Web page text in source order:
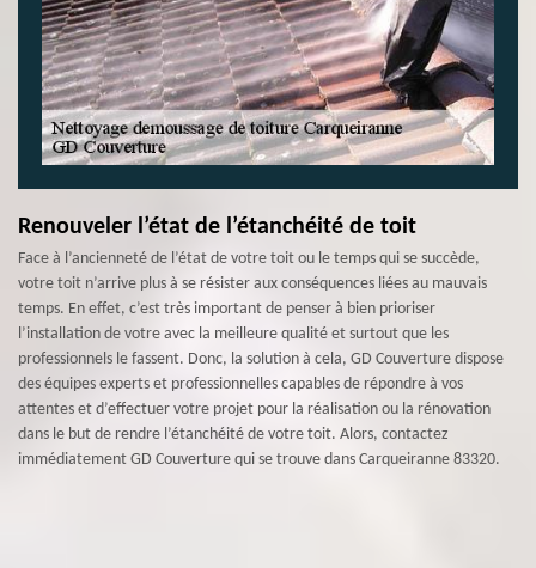
Renouveler l’état de l’étanchéité de toit
Face à l’ancienneté de l’état de votre toit ou le temps qui se succède,
votre toit n’arrive plus à se résister aux conséquences liées au mauvais
temps. En effet, c’est très important de penser à bien prioriser
l’installation de votre avec la meilleure qualité et surtout que les
professionnels le fassent. Donc, la solution à cela, GD Couverture dispose
des équipes experts et professionnelles capables de répondre à vos
attentes et d’effectuer votre projet pour la réalisation ou la rénovation
dans le but de rendre l’étanchéité de votre toit. Alors, contactez
immédiatement GD Couverture qui se trouve dans Carqueiranne 83320.